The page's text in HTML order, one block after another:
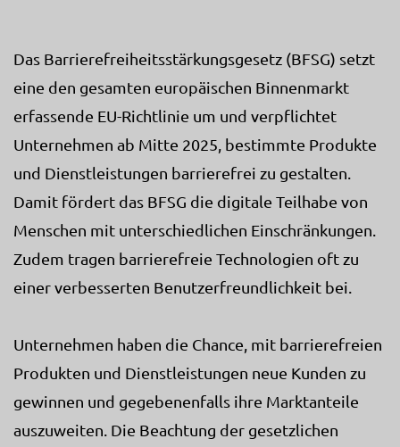
Das Barrierefreiheitsstärkungsgesetz (BFSG) setzt
eine den gesamten europäischen Binnenmarkt
erfassende EU-Richtlinie um und verpflichtet
Unternehmen ab Mitte 2025, bestimmte Produkte
und Dienstleistungen barrierefrei zu gestalten.
Damit fördert das BFSG die digitale Teilhabe von
Menschen mit unterschiedlichen Einschränkungen.
Zudem tragen barrierefreie Technologien oft zu
einer verbesserten Benutzerfreundlichkeit bei.
Unternehmen haben die Chance, mit barrierefreien
Produkten und Dienstleistungen neue Kunden zu
gewinnen und gegebenenfalls ihre Marktanteile
auszuweiten. Die Beachtung der gesetzlichen